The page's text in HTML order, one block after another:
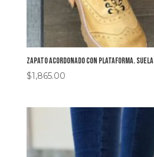
Zapato acordonado con plataforma. Suela
$1,865.00